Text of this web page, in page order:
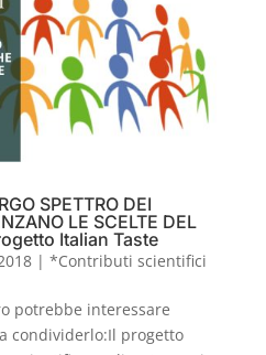
SPETTRO DEI
LE SCELTE DEL
Italian Taste
| *Contributi scientifici
potrebbe interessare
condividerlo:Il progetto